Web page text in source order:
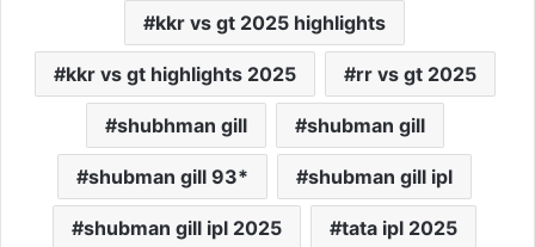
kkr vs gt 2025 highlights
kkr vs gt highlights 2025 rr vs gt 2025
shubhman gill shubman gill
shubman gill 93* shubman gill ipl
shubman gill ipl 2025 tata ipl 2025